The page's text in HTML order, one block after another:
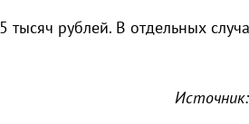
рублей. В отдельных
Источник: